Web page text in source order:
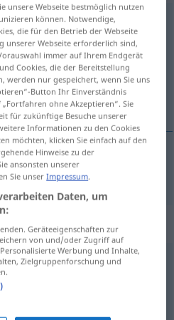
anklicken/antippen)
"vollständig"
unsere Webseite bestmöglich nutzen
können. Notwendige,
die für den Betrieb der Webseite
unserer Webseite erforderlich sind,
immer auf Ihrem Endgerät
Cookies, die der Bereitstellung
werden nur gespeichert, wenn Sie uns
Button Ihr Einverständnis
ohne Akzeptieren“. Sie
für zukünftige Besuche unserer
Informationen zu den Cookies
möchten, klicken Sie einfach auf den
Hinweise zu der
ansonsten unserer
Sie unserImpressum.
Daten, um
Geräteeigenschaften zur
von und/oder Zugriff auf
Werbung und Inhalte,
Zielgruppenforschung und